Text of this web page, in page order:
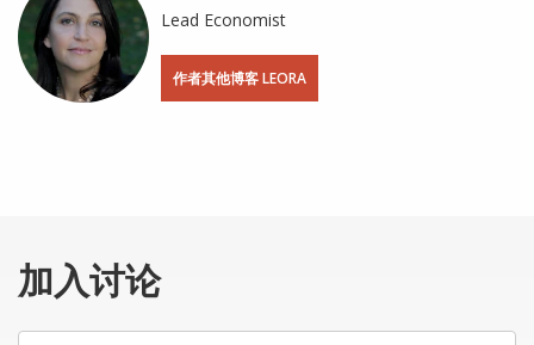
Lead Economist
作者其他博客 LEORA
加入讨论